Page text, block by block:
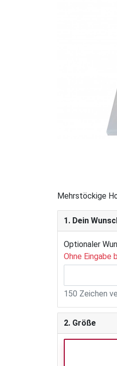
Mehrstöckige
1. Dein
Optionaler
Ohne
150 Zeichen
2. Größe